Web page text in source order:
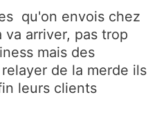
qu'on envois chez
va arriver, pas trop
mais des
de la merde ils
leurs clients